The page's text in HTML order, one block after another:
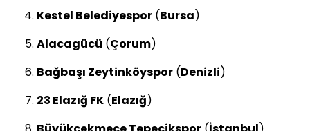
Kestel Belediyespor (Bursa)
Alacagücü (Çorum)
Bağbaşı Zeytinköyspor (Denizli)
23 Elazığ FK (Elazığ)